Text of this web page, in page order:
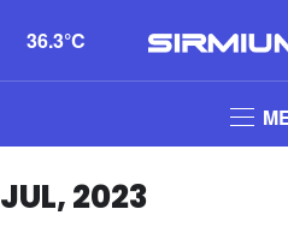
36.3°C
JUL, 2023